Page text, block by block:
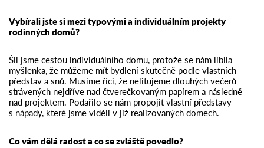
Vybírali jste si mezi typovými a individuálním projekty
rodinných domů?
Šli jsme cestou individuálního domu, protože se nám líbila
myšlenka, že můžeme mít bydlení skutečně podle vlastních
představ a snů. Musíme říci, že nelitujeme dlouhých večerů
strávených nejdříve nad čtverečkovaným papírem a následně
nad projektem. Podařilo se nám propojit vlastní představy
s nápady, které jsme viděli v již realizovaných domech.
Co vám dělá radost a co se zvláště povedlo?